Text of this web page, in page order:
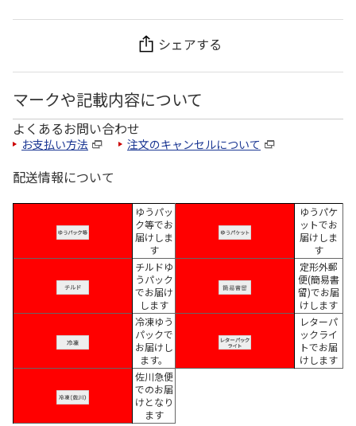
シェアする
マークや記載内容について
よくあるお問い合わせ
お支払い方法 注文のキャンセルについて
配送情報について
ゆうパッ
ク等でお
届けしま
す
ゆうパケ
ットでお
届けしま
す
チルドゆ
うパック
でお届け
します
定形外郵
便(簡易書
留)でお届
けします
冷凍ゆう
パックで
お届けし
ます。
レターパ
ックライ
トでお届
けします
佐川急便
でのお届
けとなり
ます